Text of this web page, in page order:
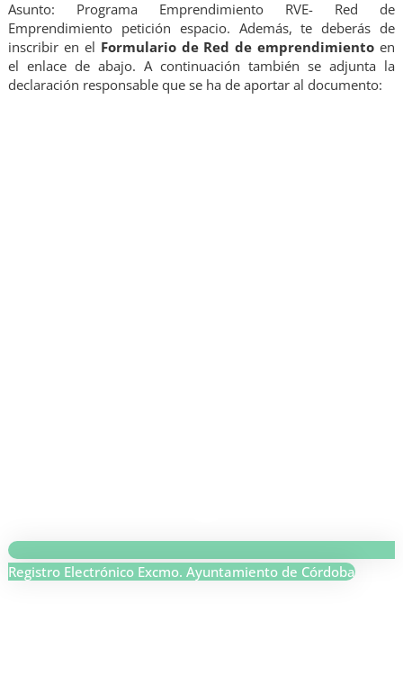
Asunto: Programa Emprendimiento RVE- Red de
Emprendimiento petición espacio. Además, te deberás de
inscribir en el Formulario de Red de emprendimiento en
el enlacede abajo. A continuación también se adjunta la
declaración responsable que se ha de aportar al documento:
Registro Electrónico Excmo. Ayuntamiento de Córdoba